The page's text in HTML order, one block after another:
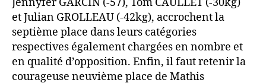
Jennyfer GARCIN (-57), Tom CAULLET (-30kg)
et Julian GROLLEAU (-42kg), accrochent la
septième place dans leurs catégories
respectives également chargées en nombre et
en qualité d’opposition. Enfin, il faut retenir la
courageuse neuvième place de Mathis